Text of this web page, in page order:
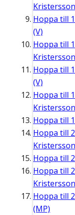
Hoppa till
(V)
Hoppa till
Hoppa till
(V)
Hoppa till
Hoppa till
Hoppa till
Hoppa till
Hoppa till
Hoppa till
(MP)